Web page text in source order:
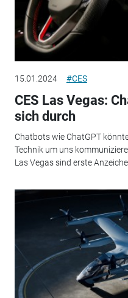
15.01.2024 #CES
CES Las Vegas:
sich durch
Chatbots wie ChatGPT
Technik um uns
Las Vegas sind erste